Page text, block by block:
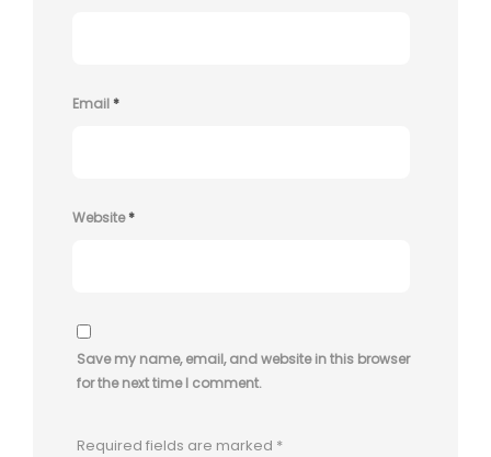
Email*
Website*
Save my name, email, and website in this browser
for the next time I comment.
Required fields are marked *